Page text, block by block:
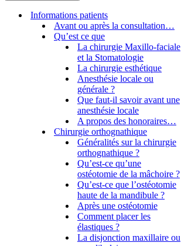
Informations patients
Avant ou après la consultation…
Qu’est ce que
La chirurgie Maxillo-faciale
et la Stomatologie
La chirurgie esthétique
Anesthésie locale ou
générale ?
Que faut-il savoir avant une
anesthésie locale
A propos des honoraires…
Chirurgie orthognathique
Généralités sur la chirurgie
orthognathique ?
Qu’est-ce qu’une
ostéotomie de la mâchoire ?
Qu’est-ce que l’ostéotomie
haute de la mandibule ?
Après une ostéotomie
Comment placer les
élastiques ?
La disjonction maxillaire ou